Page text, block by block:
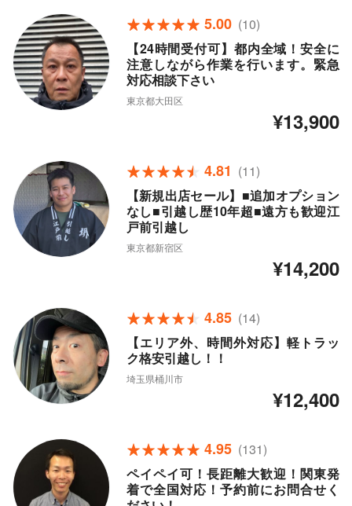
5.00 (10)
【24時間受付可】都内全域！安全に
注意しながら作業を行います。緊急
対応相談下さい
東京都大田区
¥13,900
4.81 (11)
【新規出店セール】■追加オプション
なし■引越し歴10年超■遠方も歓迎江
戸前引越し
東京都新宿区
¥14,200
4.85 (14)
【エリア外、時間外対応】軽トラッ
ク格安引越し！！
埼玉県桶川市
¥12,400
4.95 (131)
ペイペイ可！長距離大歓迎！関東発
着で全国対応！予約前にお問合せく